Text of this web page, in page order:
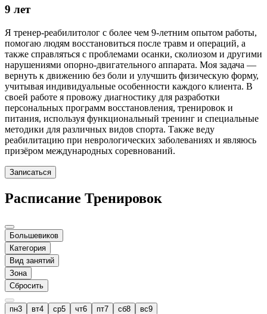
9 лет
Я тренер-реабилитолог с более чем 9-летним опытом работы,
помогаю людям восстановиться после травм и операций, а
также справляться с проблемами осанки, сколиозом и другими
нарушениями опорно-двигательного аппарата. Моя задача —
вернуть к движению без боли и улучшить физическую форму,
учитывая индивидуальные особенности каждого клиента. В
своей работе я провожу диагностику для разработки
персональных программ восстановления, тренировок и
питания, используя функциональный тренинг и специальные
методики для различных видов спорта. Также веду
реабилитацию при неврологических заболеваниях и являюсь
призёром международных соревнований.
Записаться
Расписание Тренировок
Большевиков
Категория
Вид занятий
Зона
Сбросить
пн3 вт4 ср5 чт6 пт7 сб8 вс9